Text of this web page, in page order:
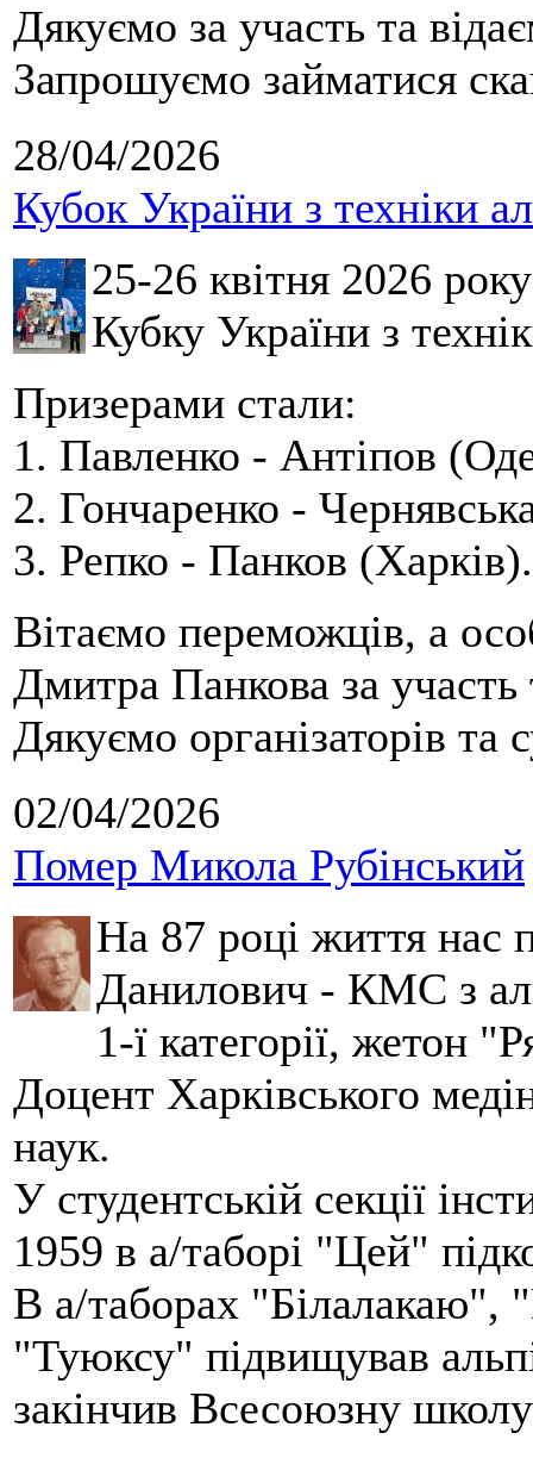
Дякуємо за участь та
Запрошуємо займатися
28/04/2026
Кубок України з техніки
25-26 квітня 2026
Кубку України з
Призерами стали:
1. Павленко - Антіпов
2. Гончаренко -
3. Репко - Панков (Харків).
Вітаємо переможців, а
Дмитра Панкова за
Дякуємо організаторів та
02/04/2026
Помер Микола Рубінський
На 87 році життя нас
Данилович - КМС з
1-ї категорії, жетон
Доцент Харківського
наук.
У студентській секції
1959 в а/таборі "Цей"
В а/таборах "Білалакаю",
"Туюксу" підвищував
закінчив Всесоюзну